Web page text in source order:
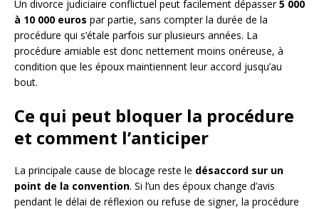
Un divorce judiciaire conflictuel peut facilement dépasser5 000
à 10 000 euros par partie, sans compter la durée de la
procédure qui s’étale parfois sur plusieurs années. La
procédure amiable est donc nettement moins onéreuse, à
condition que les époux maintiennent leur accord jusqu’au
bout.
Ce qui peut bloquer la procédure
et comment l’anticiper
La principale cause de blocage reste le désaccord sur un
point de la convention. Si l’un des époux change d’avis
pendant le délai de réflexion ou refuse de signer, la procédure